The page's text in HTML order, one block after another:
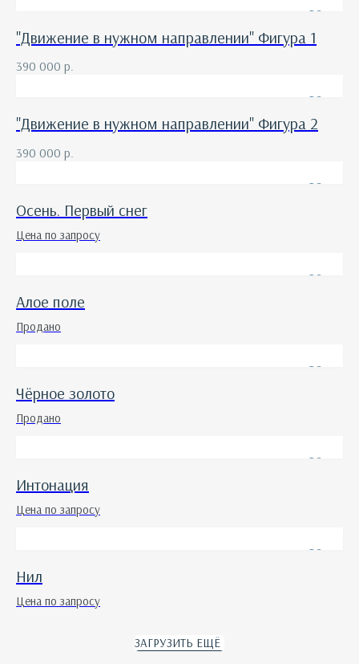
"Движение в нужном направлении" Фигура 1
390 000 р.
"Движение в нужном направлении" Фигура 2
390 000 р.
Осень. Первый снег
Цена по запросу
Алое поле
Продано
Чёрное золото
Продано
Интонация
Цена по запросу
Нил
Цена по запросу
ЗАГРУЗИТЬ ЕЩЁ